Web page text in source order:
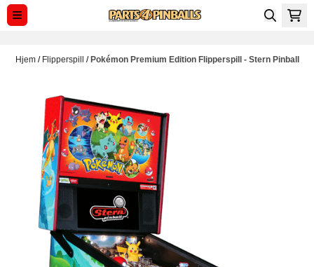
Hopp til innhold
Hjem / Flipperspill /Pokémon Premium Edition Flipperspill - Stern Pinball